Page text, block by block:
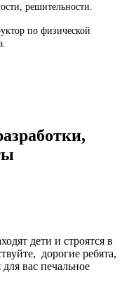
решительности.
по физической
дети и строятся в
дорогие ребята,
вас печальное